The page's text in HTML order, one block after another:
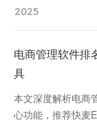
2025
电商管理软件排
具
本文深度解析电商
心功能，推荐快麦